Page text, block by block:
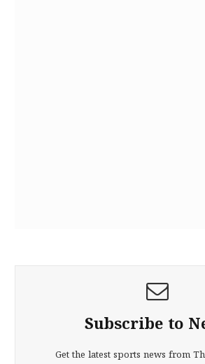
Subscribe to
Get the latest sports news from